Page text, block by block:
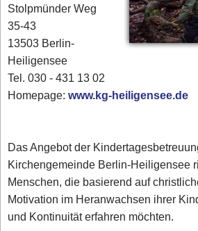
Stolpmünder Weg
35-43
13503 Berlin-
Heiligensee
Tel. 030 - 431 13 02‎
Homepage:www.kg-heiligensee.de
Das Angebot der
Kirchengemeinde Berlin-Heiligensee
Menschen, die basierend auf
Motivation im Heranwachsen ihrer
und Kontinuität erfahren möchten.